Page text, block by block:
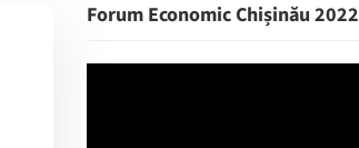
Forum Economic Chișinău 2022